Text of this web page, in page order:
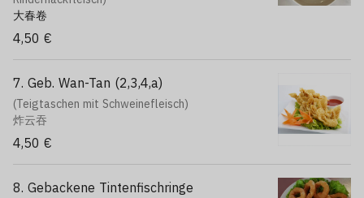
大春卷
4,50 €
7. Geb. Wan-Tan (2,3,4,a)
(Teigtaschen mit Schweinefleisch)
炸云吞
4,50 €
8. Gebackene Tintenfischringe